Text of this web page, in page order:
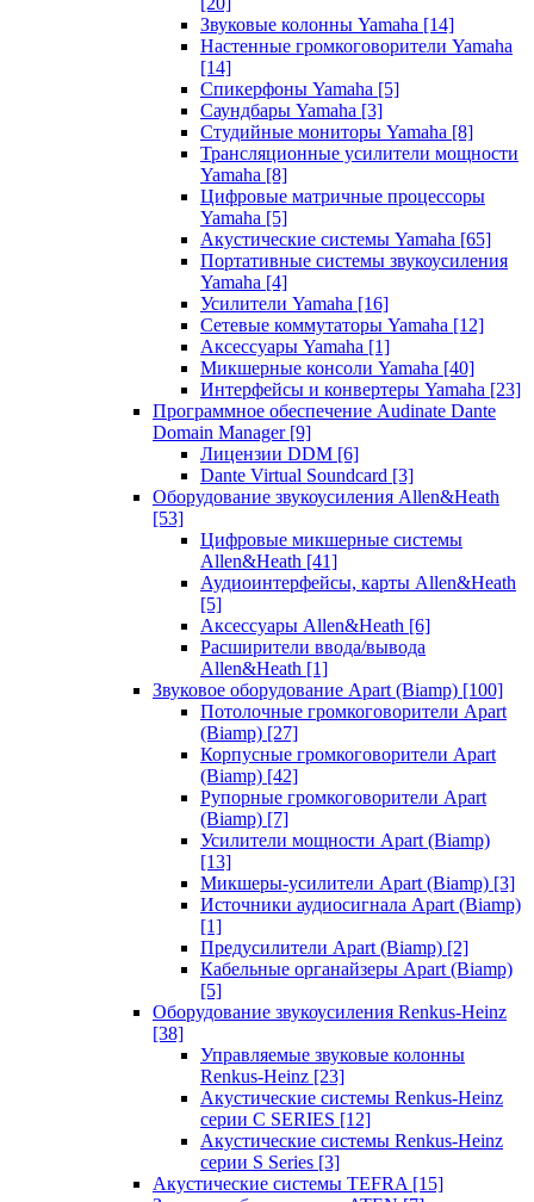
Звуковые колонны Yamaha [14]
Настенные громкоговорители Yamaha
[14]
Спикерфоны Yamaha [5]
Саундбары Yamaha [3]
Студийные мониторы Yamaha [8]
Трансляционные усилители мощности
Yamaha [8]
Цифровые матричные процессоры
Yamaha [5]
Акустические системы Yamaha [65]
Портативные системы звукоусиления
Yamaha [4]
Усилители Yamaha [16]
Сетевые коммутаторы Yamaha [12]
Аксессуары Yamaha [1]
Микшерные консоли Yamaha [40]
Интерфейсы и конвертеры Yamaha [23]
Программное обеспечение Audinate Dante
Domain Manager [9]
Лицензии DDM [6]
Dante Virtual Soundcard [3]
Оборудование звукоусиления Allen&Heath
[53]
Цифровые микшерные системы
Allen&Heath [41]
Аудиоинтерфейсы, карты Allen&Heath
[5]
Аксессуары Allen&Heath [6]
Расширители ввода/вывода
Allen&Heath [1]
Звуковое оборудование Apart (Biamp) [100]
Потолочные громкоговорители Apart
(Biamp) [27]
Корпусные громкоговорители Apart
(Biamp) [42]
Рупорные громкоговорители Apart
(Biamp) [7]
Усилители мощности Apart (Biamp)
[13]
Микшеры-усилители Apart (Biamp) [3]
Источники аудиосигнала Apart (Biamp)
[1]
Предусилители Apart (Biamp) [2]
Кабельные органайзеры Apart (Biamp)
[5]
Оборудование звукоусиления Renkus-Heinz
[38]
Управляемые звуковые колонны
Renkus-Heinz [23]
Акустические системы Renkus-Heinz
серии C SERIES [12]
Акустические системы Renkus-Heinz
серии S Series [3]
Акустические системы TEFRA [15]